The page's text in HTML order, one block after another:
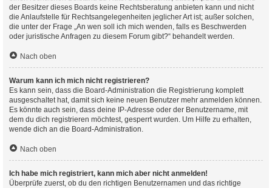
der Besitzer dieses Boards keine Rechtsberatung anbieten kann und nicht
die Anlaufstelle für Rechtsangelegenheiten jeglicher Art ist; außer solchen,
die unter der Frage „An wen soll ich mich wenden, falls es Beschwerden
oder juristische Anfragen zu diesem Forum gibt?“ behandelt werden.
Nach oben
Warum kann ich mich nicht registrieren?
Es kann sein, dass die Board-Administration die Registrierung komplett
ausgeschaltet hat, damit sich keine neuen Benutzer mehr anmelden können.
Es könnte auch sein, dass deine IP-Adresse oder der Benutzername, mit
dem du dich registrieren möchtest, gesperrt wurden. Um Hilfe zu erhalten,
wende dich an die Board-Administration.
Nach oben
Ich habe mich registriert, kann mich aber nicht anmelden!
Überprüfe zuerst, ob du den richtigen Benutzernamen und das richtige